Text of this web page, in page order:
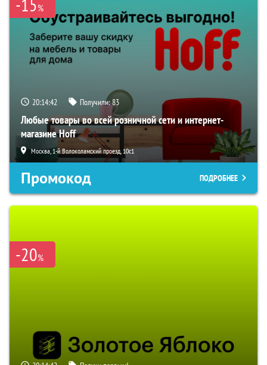
%
20:14:41 Получили:83
Любые товары во всей розничной сети и интернет-
магазине Hoff
Москва, 1-й Волоколамский проезд, 10с1
Промокод ПОДРОБНЕЕ
-20%